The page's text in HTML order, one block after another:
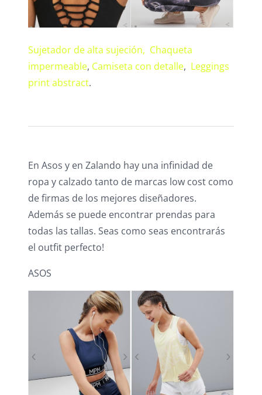
Sujetador de alta sujeción, Chaqueta
impermeable, Camiseta con detalle, Leggings
print abstract.
En Asos y en Zalando hay una infinidad de
ropa y calzado tanto de marcas low cost como
de firmas de los mejores diseñadores.
Además se puede encontrar prendas para
todas las tallas. Seas como seas encontrarás
el outfit perfecto!
ASOS